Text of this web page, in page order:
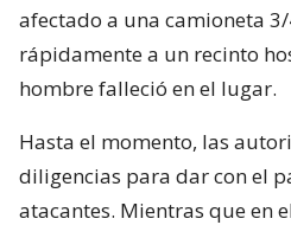
afectado a una camioneta
rápidamente a un recinto
hombre falleció en el lugar.
Hasta el momento, las
diligencias para dar con el
atacantes. Mientras que en